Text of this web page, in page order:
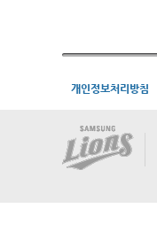
개인정보처리방침